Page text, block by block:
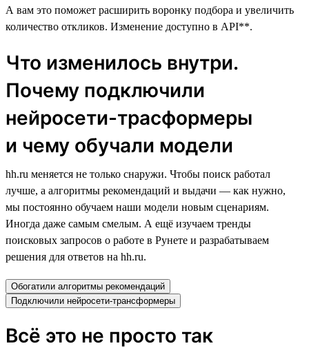
А вам это поможет расширить воронку подбора и увеличить
количество откликов. Изменение доступно в API**.
Что изменилось внутри.
Почему подключили
нейросети-трасформеры
и чему обучали модели
hh.ru меняется не только снаружи. Чтобы поиск работал
лучше, а алгоритмы рекомендаций и выдачи — как нужно,
мы постоянно обучаем наши модели новым сценариям.
Иногда даже самым смелым. А ещё изучаем тренды
поисковых запросов о работе в Рунете и разрабатываем
решения для ответов на hh.ru.
Обогатили алгоритмы рекомендаций
Подключили нейросети-трансформеры
Всё это не просто так